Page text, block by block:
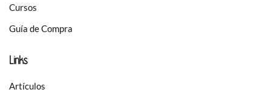
Cursos
Guía de Compra
Links
Artículos